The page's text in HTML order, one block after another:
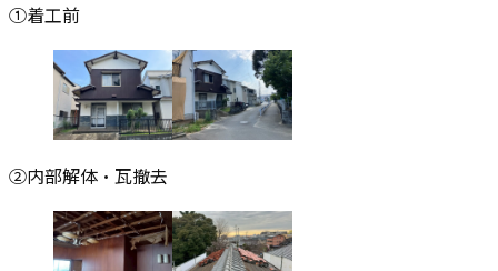
①着工前
②内部解体・瓦撤去